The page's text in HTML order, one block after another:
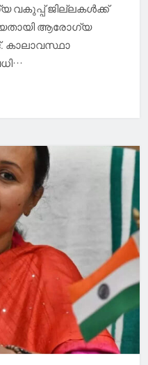
ജില്ലകൾക്ക്
ആരോഗ്യ
കാലാവസ്ഥാ